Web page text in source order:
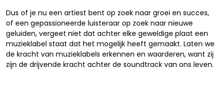
Dus of je nu een artiest bent op zoek naar groei en succes,
of een gepassioneerde luisteraar op zoek naar nieuwe
geluiden, vergeet niet dat achter elke geweldige plaat een
muzieklabel staat dat het mogelijk heeft gemaakt. Laten we
de kracht van muzieklabels erkennen en waarderen, want zij
zijn de drijvende kracht achter de soundtrack van ons leven.